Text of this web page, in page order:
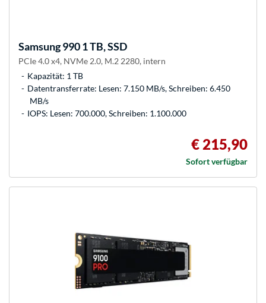
Samsung990 1 TB, SSD
PCIe 4.0 x4, NVMe 2.0, M.2 2280, intern
Kapazität: 1 TB
Datentransferrate: Lesen: 7.150 MB/s, Schreiben: 6.450
MB/s
IOPS: Lesen: 700.000, Schreiben: 1.100.000
€ 215,90
Sofort verfügbar